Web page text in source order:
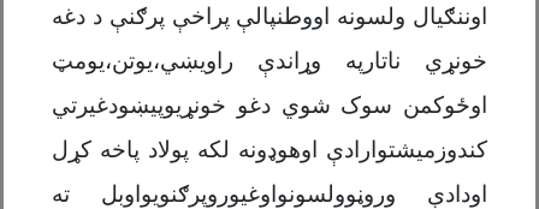
اوننګیال ولسونه اووطنپالې پراخې پرګنې د دغه
خونړي ناتارپه وړاندې راویښي،یوتن،یومټ
اوځوکمن سوک شوي دغو خونړیوپیښودغیرتي
کندوزمیشتوارادې اوهوډونه لکه پولاد پاخه کړل
اودادې وروڼوولسونواوغیوروپرګنویواوبل ته